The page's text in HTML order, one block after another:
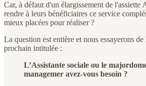
Car, à défaut d'un élargissement de
rendre à leurs bénéficiaires ce service
mieux placées pour réaliser ?
La question est entière et nous essayerons
prochain intitulée :
L’Assistante sociale ou le
managemer avez-vous besoin ?